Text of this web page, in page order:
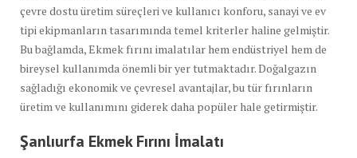
çevre dostu üretim süreçleri ve kullanıcı konforu, sanayi ve ev
tipi ekipmanların tasarımında temel kriterler haline gelmiştir.
Bu bağlamda, Ekmek fırını imalatılar hem endüstriyel hem de
bireysel kullanımda önemli bir yer tutmaktadır. Doğalgazın
sağladığı ekonomik ve çevresel avantajlar, bu tür fırınların
üretim ve kullanımını giderek daha popüler hale getirmiştir.
Şanlıurfa Ekmek Fırını İmalatı